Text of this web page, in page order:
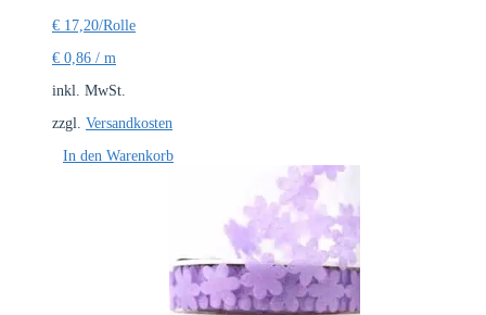
€ 17,20/Rolle
€ 0,86 / m
inkl. MwSt.
zzgl. Versandkosten
In den Warenkorb